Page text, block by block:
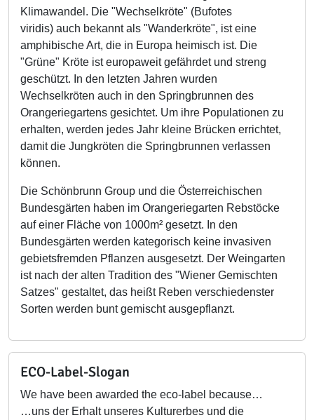
Klimawandel. Die "Wechselkröte" (Bufotes
viridis) auch bekannt als "Wanderkröte", ist eine
amphibische Art, die in Europa heimisch ist. Die
"Grüne" Kröte ist europaweit gefährdet und streng
geschützt. In den letzten Jahren wurden
Wechselkröten auch in den Springbrunnen des
Orangeriegartens gesichtet. Um ihre Populationen zu
erhalten, werden jedes Jahr kleine Brücken errichtet,
damit die Jungkröten die Springbrunnen verlassen
können.
Die Schönbrunn Group und die Österreichischen
Bundesgärten haben im Orangeriegarten Rebstöcke
auf einer Fläche von 1000m² gesetzt. In den
Bundesgärten werden kategorisch keine invasiven
gebietsfremden Pflanzen ausgesetzt. Der Weingarten
ist nach der alten Tradition des "Wiener Gemischten
Satzes" gestaltet, das heißt Reben verschiedenster
Sorten werden bunt gemischt ausgepflanzt.
ECO-Label-Slogan
We have been awarded the eco-label because…
…uns der Erhalt unseres Kulturerbes und die